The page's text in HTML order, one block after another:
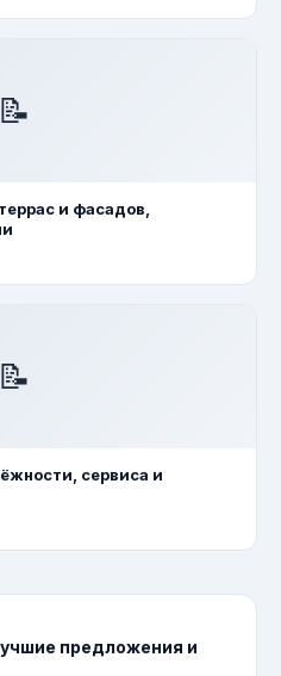
📝
и фасадов,
📝
сервиса и
предложения и